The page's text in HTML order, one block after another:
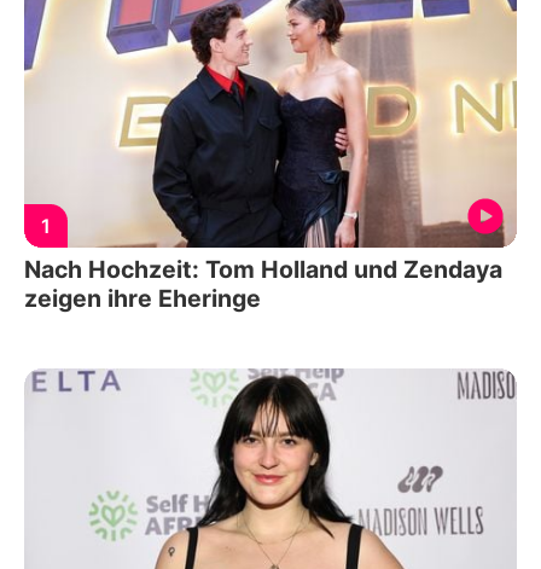
1
Nach Hochzeit: Tom Holland und Zendaya
zeigen ihre Eheringe